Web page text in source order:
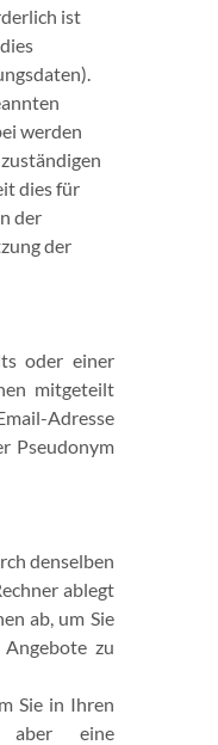
ist
werden
dies für
der
der
oder einer
mitgeteilt
Adresse
Pseudonym
denselben
ablegt
ab, um Sie
zu
Sie in Ihren
aber eine